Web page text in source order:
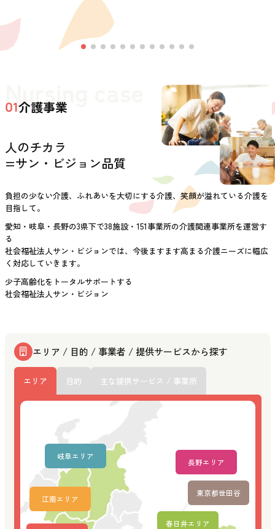
Nursing case
01介護事業
人のチカラ
=サン・ビジョン品質
負担の少ない介護、ふれあいを大切にする介護、笑顔が溢れている介護を
目指して。
愛知・岐阜・長野の3県下で38施設・151事業所の介護関連事業所を運営す
る
社会福祉法人サン・ビジョンでは、今後ますます高まる介護ニーズに幅広
く対応していきます。
少子高齢化をトータルサポートする
社会福祉法人サン・ビジョン
エリア / 目的 / 事業者 / 提供サービスから探す
エリア 目的 主な提供サービス / 事業所
江南エリア
春日井エリア
岐阜エリア
長野エリア
東京都世田谷